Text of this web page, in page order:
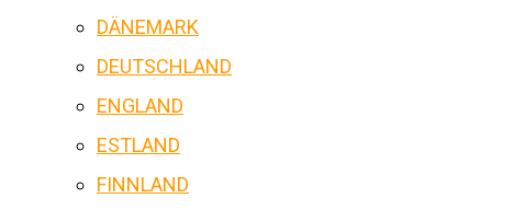
DÄNEMARK
DEUTSCHLAND
ENGLAND
ESTLAND
FINNLAND